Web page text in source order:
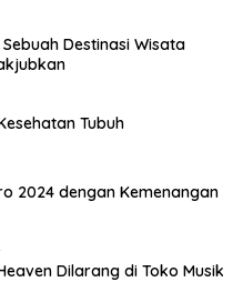
Destinasi Wisata
Tubuh
2024 dengan Kemenangan
Dilarang di Toko Musik